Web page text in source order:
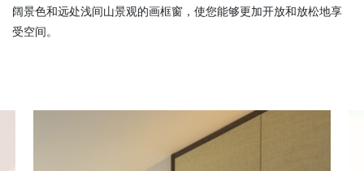
阔景色和远处浅间山景观的画框窗，使您能够更加开放和放松地享
受空间。